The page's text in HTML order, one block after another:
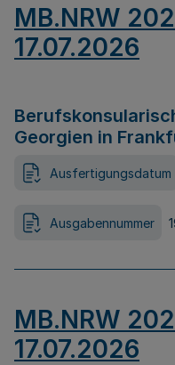
MB.NRW
17.07.2026
Georgien in
Ausfertigungsdatum
Ausgabennummer
MB.NRW
17.07.2026